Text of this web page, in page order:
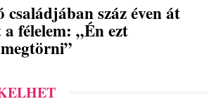
száz éven át
félelem: „Én ezt